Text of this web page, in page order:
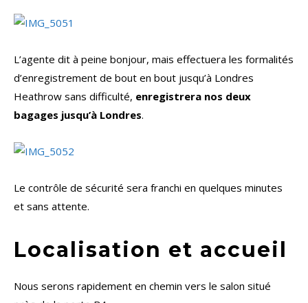
L’agente dit à peine bonjour, mais effectuera les formalités
d’enregistrement de bout en bout jusqu’à Londres
Heathrow sans difficulté, enregistrera nos deux
bagages jusqu’à Londres.
Le contrôle de sécurité sera franchi en quelques minutes
et sans attente.
Localisation et accueil
Nous serons rapidement en chemin vers le salon situé